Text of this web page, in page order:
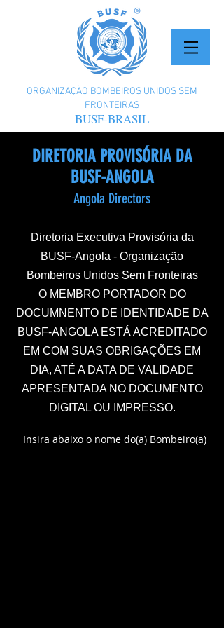
ORGANIZAÇÃO BOMBEIROS UNIDOS SEM
FRONTEIRAS
BUSF-BRASIL
DIRETORIA PROVISÓRIA DA
BUSF-ANGOLA
Angola Directors
Diretoria Executiva Provisória da
BUSF-Angola - Organização
Bombeiros Unidos Sem Fronteiras
O MEMBRO PORTADOR DO
DOCUMNENTO DE IDENTIDADE DA
BUSF-ANGOLA ESTÁ ACREDITADO
EM COM SUAS OBRIGAÇÕES EM
DIA, ATÉ A DATA DE VALIDADE
APRESENTADA NO DOCUMENTO
DIGITAL OU IMPRESSO.
Insira abaixo o nome do(a) Bombeiro(a)